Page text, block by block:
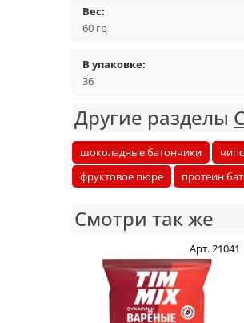
Вес:
60 гр
В упаковке:
36
Другие разделы
шоколадные батончики
фруктовое пюре
протеин
Смотри так же
Арт. 21041